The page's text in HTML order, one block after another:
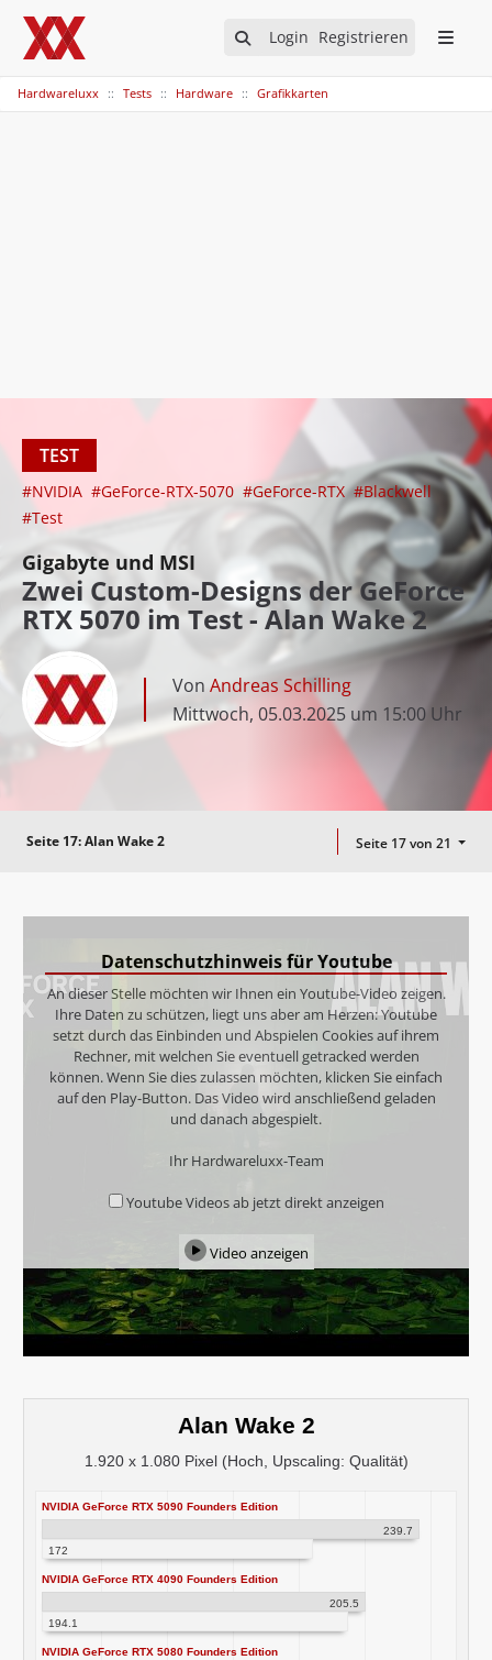
Login Registrieren
Hardwareluxx Tests Hardware Grafikkarten
TEST
#NVIDIA #GeForce-RTX-5070 #GeForce-RTX #Blackwell
#Test
Gigabyte und MSI
Zwei Custom-Designs der GeForce
RTX 5070 im Test - Alan Wake 2
Von Andreas Schilling
Mittwoch, 05.03.2025 um 15:00 Uhr
Seite 17:Alan Wake 2 Seite 17 von 21
Datenschutzhinweis für Youtube
An dieser Stelle möchten wir Ihnen ein Youtube-Video zeigen.
Ihre Daten zu schützen, liegt uns aber am Herzen: Youtube
setzt durch das Einbinden und Abspielen Cookies auf ihrem
Rechner, mit welchen Sie eventuell getracked werden
können. Wenn Sie dies zulassen möchten, klicken Sie einfach
auf den Play-Button. Das Video wird anschließend geladen
und danach abgespielt.
Ihr Hardwareluxx-Team
Youtube Videos ab jetzt direkt anzeigen
Video anzeigen
Alan Wake 2
1.920 x 1.080 Pixel (Hoch, Upscaling: Qualität)
NVIDIA GeForce RTX 5090 Founders Edition
239.7
172
NVIDIA GeForce RTX 4090 Founders Edition
205.5
194.1
NVIDIA GeForce RTX 5080 Founders Edition